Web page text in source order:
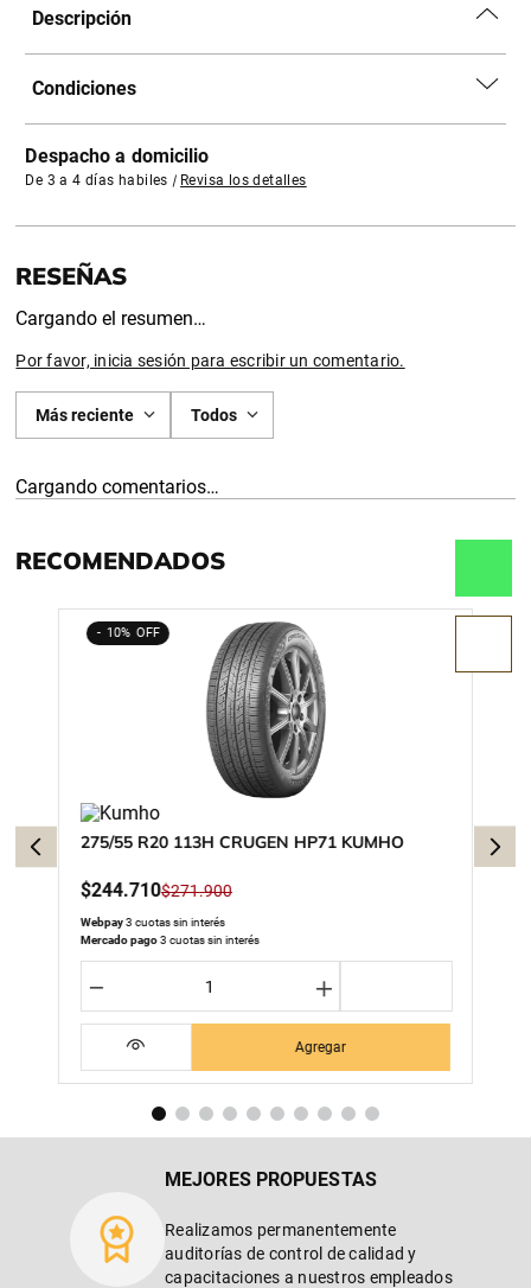
Descripción
Condiciones
Despacho a domicilio
De 3 a 4 días habiles | Revisa los detalles
Cargando el resumen…
Por favor, inicia sesión para escribir un comentario.
Más reciente Todos
Cargando comentarios…
RECOMENDADOS
10%
275/55 R20 113H CRUGEN HP71 KUMHO
$244.710$271.900
Webpay3 cuotas sin interés
Mercado pago3 cuotas sin interés
＋
－
Agregar
MEJORES PROPUESTAS
Realizamos permanentemente
auditorías de control de calidad y
capacitaciones a nuestros empleados